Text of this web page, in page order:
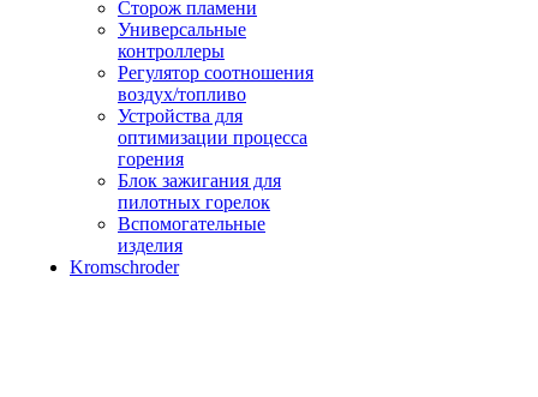
Сторож пламени
Универсальные
контроллеры
Регулятор соотношения
воздух/топливо
Устройства для
оптимизации процесса
горения
Блок зажигания для
пилотных горелок
Вспомогательные
изделия
Kromschroder